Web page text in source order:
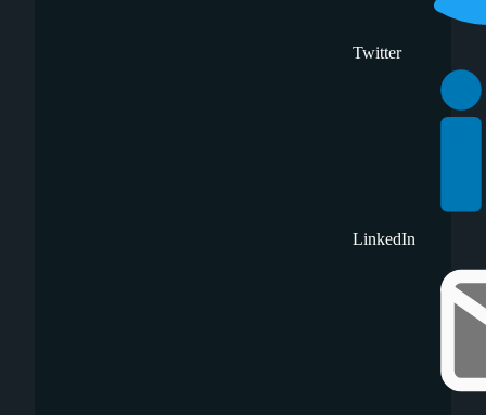
Twitter
LinkedIn